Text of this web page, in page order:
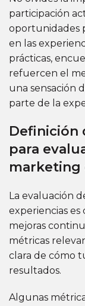
participación
oportunidades
en las
prácticas,
refuercen el
una sensación
parte de la
Definición
para
marketing
La evaluación
experiencias
mejoras
métricas
clara de cómo
resultados.
Algunas